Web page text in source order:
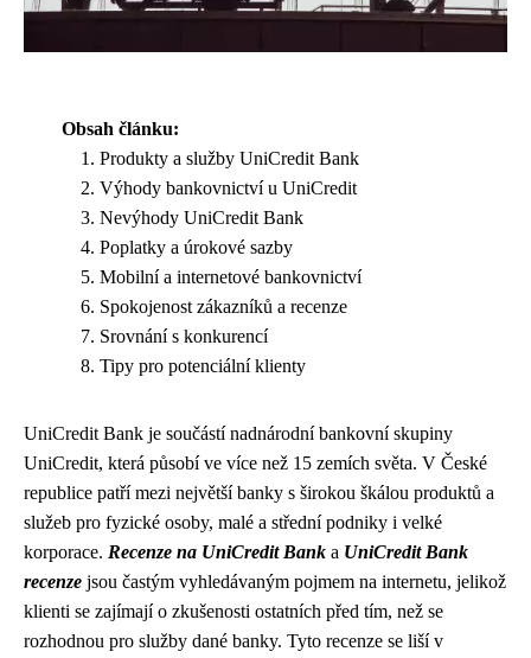
Obsah článku:
Produkty a služby UniCredit Bank
Výhody bankovnictví u UniCredit
Nevýhody UniCredit Bank
Poplatky a úrokové sazby
Mobilní a internetové bankovnictví
Spokojenost zákazníků a recenze
Srovnání s konkurencí
Tipy pro potenciální klienty
UniCredit Bank je součástí nadnárodní bankovní skupiny
UniCredit, která působí ve více než 15 zemích světa. V České
republice patří mezi největší banky s širokou škálou produktů a
služeb pro fyzické osoby, malé a střední podniky i velké
korporace. Recenze na UniCredit Bank a UniCredit Bank
recenze jsou častým vyhledávaným pojmem na internetu, jelikož
klienti se zajímají o zkušenosti ostatních před tím, než se
rozhodnou pro služby dané banky. Tyto recenze se liší v